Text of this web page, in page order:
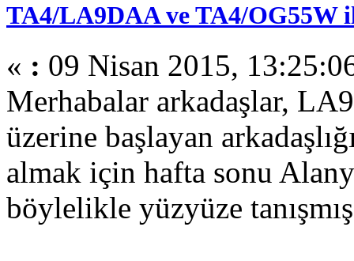
TA4/LA9DAA ve TA4/OG55W
« : 09 Nisan 2015,
Merhabalar arkadaşlar,
üzerine başlayan
almak için hafta sonu
böylelikle yüzyüze